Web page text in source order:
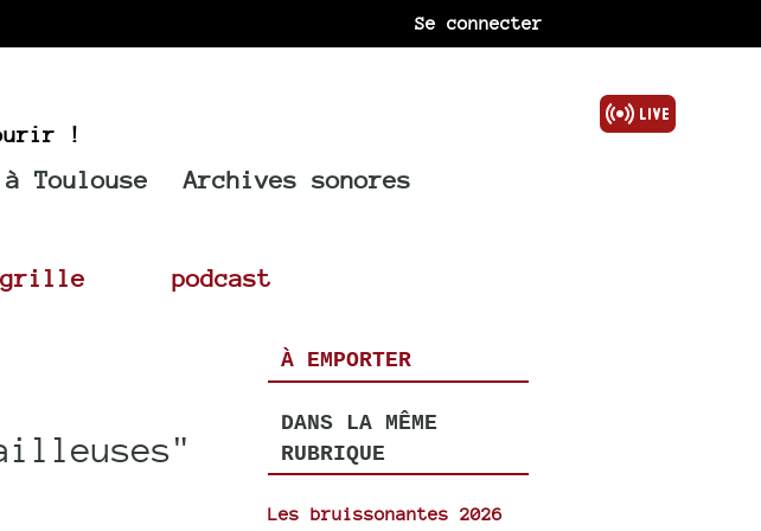
Se connecter
!
Toulouse Archives sonores
grille podcast
À EMPORTER
DANS LA MÊME
RUBRIQUE
Les bruissonantes 2026